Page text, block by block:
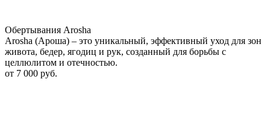
Обертывания Arosha
Arosha (Ароша) – это уникальный, эффективный уход для зон
живота, бедер, ягодиц и рук, созданный для борьбы с
целлюлитом и отечностью.
от 7 000 руб.